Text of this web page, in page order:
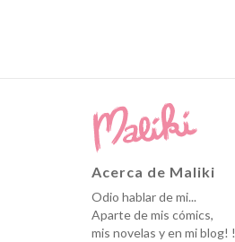
Acerca de Maliki
Odio hablar de mi...
Aparte de mis cómics,
mis novelas y en mi blog! !